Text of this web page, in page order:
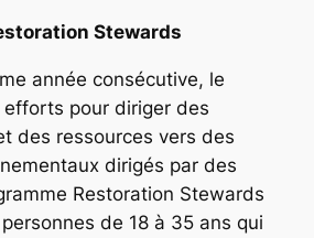
Stewards
année consécutive, le
efforts pour diriger des
des ressources vers des
dirigés par des
Restoration Stewards
de 18 à 35 ans qui